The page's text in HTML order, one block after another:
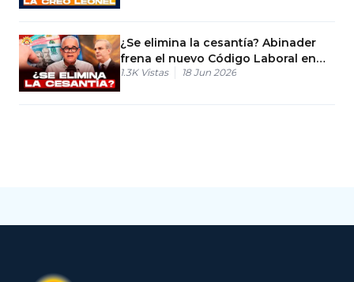
¿Se elimina la cesantía? Abinader
frena el nuevo Código Laboral en
RD
1.3K Vistas 18 Jun 2026